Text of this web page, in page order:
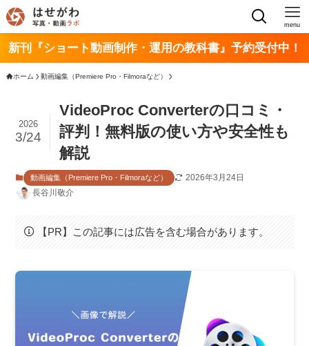
menu
新刊『ショート動画制作・運用の教科書』予約受付中！
ホーム 動画編集（Premiere Pro・Filmoraなど）
VideoProc Converterの口コミ・
評判！無料版の使い方や安全性も
解説
2026
3/24
動画編集（Premiere Pro・Filmoraなど）
2026年3月24日
長谷川敬介
【PR】この記事には広告を含む場合があります。